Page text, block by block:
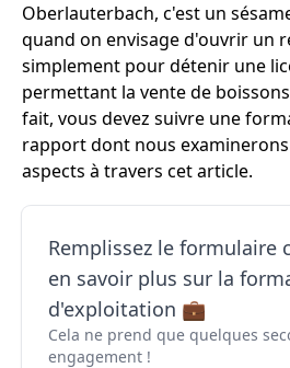
Oberlauterbach, c'est un
quand on envisage d'ouvrir un
simplement pour détenir une
permettant la vente de
fait, vous devez suivre une
rapport dont nous
aspects à travers cet article.
Remplissez le formulaire
en savoir plus sur la
d'exploitation 💼
Cela ne prend que quelques
engagement !